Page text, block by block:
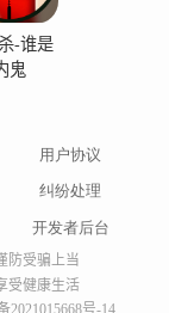
-谁是
鬼
用户协议
纠纷处理
开发者后台
防受骗上当
受健康生活